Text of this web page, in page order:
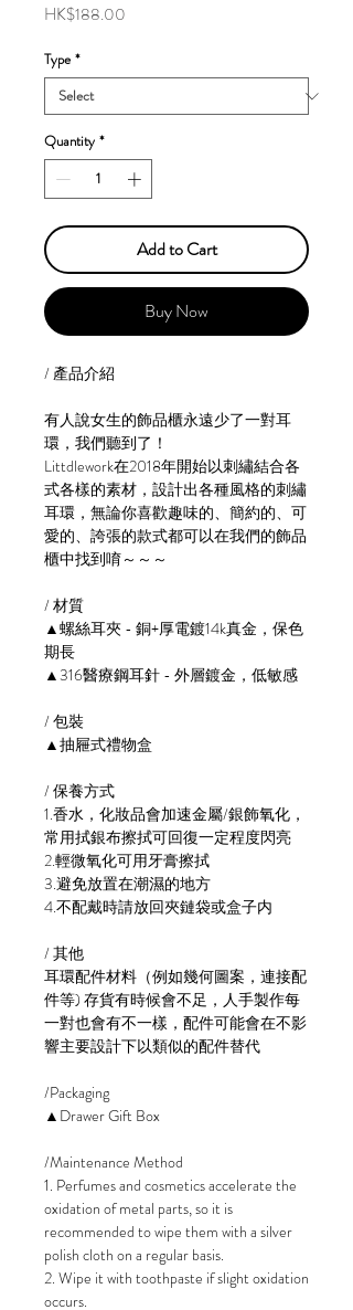
HK$188.00
Type *
Quantity *
Add to Cart
Buy Now
/ 產品介紹
有人說女生的飾品櫃永遠少了一對耳
環，我們聽到了！
Littdlework在2018年開始以刺繡結合各
式各樣的素材，設計出各種風格的刺繡
耳環，無論你喜歡趣味的、簡約的、可
愛的、誇張的款式都可以在我們的飾品
櫃中找到唷～～～
/ 材質
▲螺絲耳夾 - 銅+厚電鍍14k真金，保色
期長
▲316醫療鋼耳針 - 外層鍍金，低敏感
/ 包裝
▲抽屜式禮物盒
/ 保養方式
1.香水，化妝品會加速金屬/銀飾氧化，
常用拭銀布擦拭可回復一定程度閃亮
2.輕微氧化可用牙膏擦拭
3.避免放置在潮濕的地方
4.不配戴時請放回夾鏈袋或盒子内
/ 其他
耳環配件材料（例如幾何圖案，連接配
件等) 存貨有時候會不足，人手製作每
一對也會有不一樣，配件可能會在不影
響主要設計下以類似的配件替代
/Packaging
▲Drawer Gift Box
/Maintenance Method
1. Perfumes and cosmetics accelerate the
oxidation of metal parts, so it is
recommended to wipe them with a silver
polish cloth on a regular basis.
2. Wipe it with toothpaste if slight oxidation
occurs.